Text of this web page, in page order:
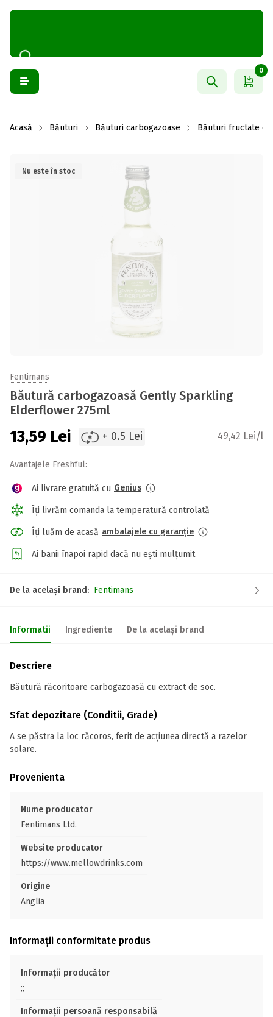
0
Acasă Băuturi Băuturi carbogazoase Băuturi fructate
Nu este în stoc
Fentimans
Băutură carbogazoasă Gently Sparkling
Elderflower 275ml
13,59 Lei + 0.5 Lei 49,42 Lei/l
Avantajele Freshful:
Ai livrare gratuită cu Genius
Îți livrăm comanda la temperatură controlată
Îți luăm de acasă ambalajele cu garanție
Ai banii înapoi rapid dacă nu ești mulțumit
De la același brand: Fentimans
Informatii Ingrediente De la același brand
Descriere
Băutură răcoritoare carbogazoasă cu extract de soc.
Sfat depozitare (Conditii, Grade)
A se păstra la loc răcoros, ferit de acțiunea directă a razelor
solare.
Provenienta
Nume producator
Fentimans Ltd.
Website producator
https://www.mellowdrinks.com
Origine
Anglia
Informații conformitate produs
Informații producător
;;
Informații persoană responsabilă